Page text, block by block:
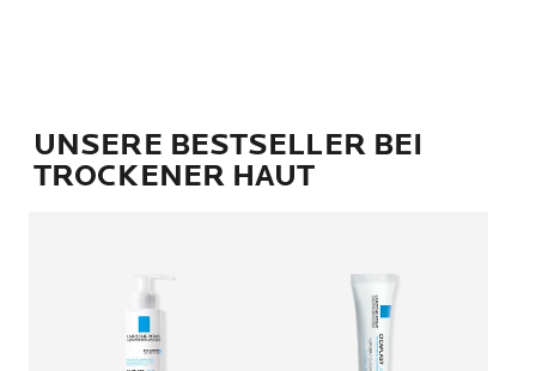
UNSERE BESTSELLER BEI
TROCKENER HAUT